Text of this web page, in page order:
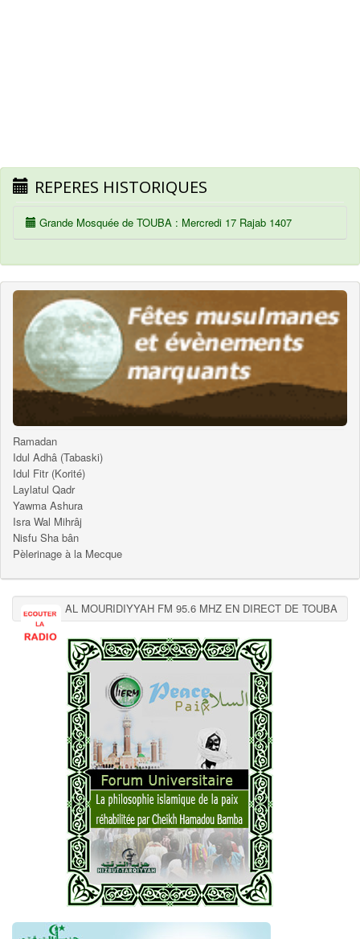
REPERES HISTORIQUES
Grande Mosquée de TOUBA : Mercredi 17 Rajab 1407
Ramadan
Idul Adhâ (Tabaski)
Idul Fitr (Korité)
Laylatul Qadr
Yawma Ashura
Isra Wal Mihrâj
Nisfu Sha bân
Pèlerinage à la Mecque
AL MOURIDIYYAH FM 95.6 MHZ EN DIRECT DE TOUBA